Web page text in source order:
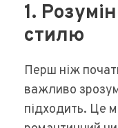
1.
стилю
Перш ніж
важливо
підходить. Це